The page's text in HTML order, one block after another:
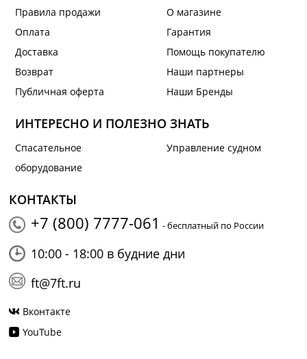
Правила продажи
Оплата
Доставка
Возврат
Публичная оферта
О магазине
Гарантия
Помощь покупателю
Наши партнеры
Наши Бренды
ИНТЕРЕСНО И ПОЛЕЗНО ЗНАТЬ
Спасательное
оборудование
Управление судном
КОНТАКТЫ
+7 (800) 7777-061 - бесплатный по России
10:00 - 18:00 в будние дни
ft@7ft.ru
Вконтакте
YouTube